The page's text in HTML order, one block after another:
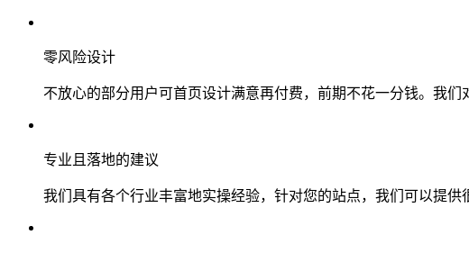
零风险设计
不放心的部分用户可首页设计满意再付费，前期不花一分钱。我们
专业且落地的建议
我们具有各个行业丰富地实操经验，针对您的站点，我们可以提